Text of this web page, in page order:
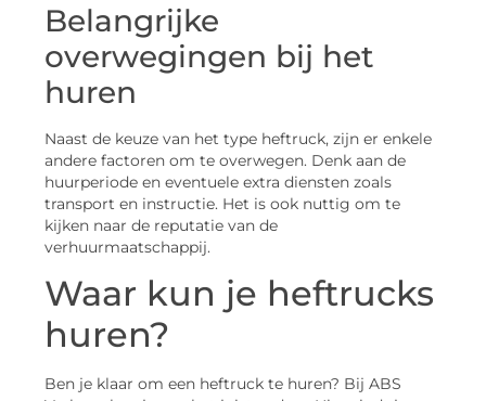
Belangrijke
overwegingen bij het
huren
Naast de keuze van het type heftruck, zijn er enkele
andere factoren om te overwegen. Denk aan de
huurperiode en eventuele extra diensten zoals
transport en instructie. Het is ook nuttig om te
kijken naar de reputatie van de
verhuurmaatschappij.
Waar kun je heftrucks
huren?
Ben je klaar om een heftruck te huren? Bij ABS